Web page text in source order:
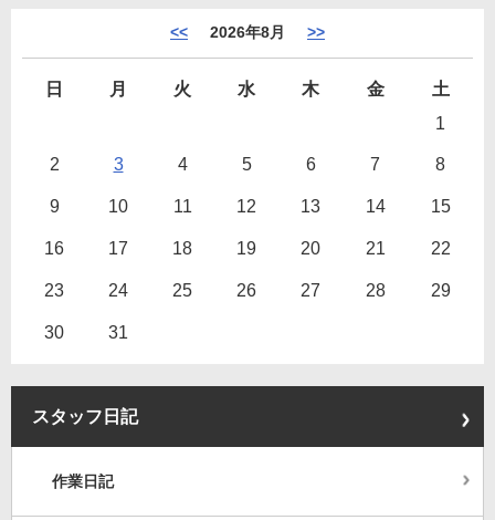
<< 2026年8月 >>
日 月 火 水 木 金
土
1
2 3 4 5 6 7 8
9 10 11 12 13 14 15
16 17 18 19 20 21 22
23 24 25 26 27 28 29
30 31
スタッフ日記
作業日記